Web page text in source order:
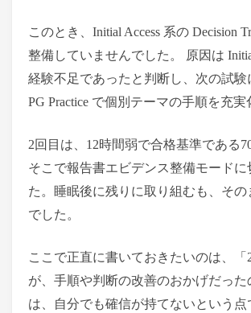
このとき、Initial Access 系の Decision
整備していませんでした。 原因は
経験不足であったと判断し、次の試験
PG Practice で個別テーマの手順を充実
2回目は、12時間弱で合格基準である
そこで報告書エビデンス整備モードに
た。睡眠後に残りに取り組むも、その
でした。
ここで正直に書いておきたいのは、「
が、手順や判断の改善のおかげだった
は、自分でも確信が持てないという点